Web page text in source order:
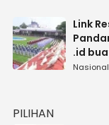
Link
.id
Nasional
PILIHAN